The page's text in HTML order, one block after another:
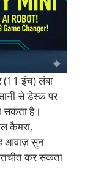
(11 इंच) लंबा
से डेस्क पर
सकता है।
कैमरा,
आवाज़ सुन
कर सकता